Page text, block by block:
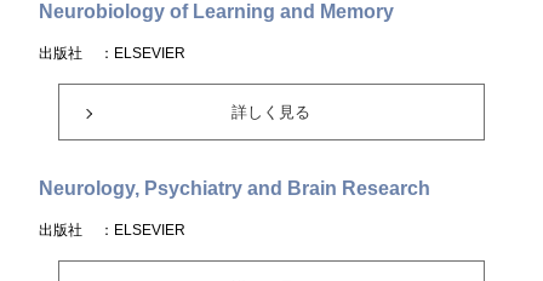
Neurobiology of Learning and Memory
出版社 ：ELSEVIER
詳しく見る
Neurology, Psychiatry and Brain Research
出版社 ：ELSEVIER